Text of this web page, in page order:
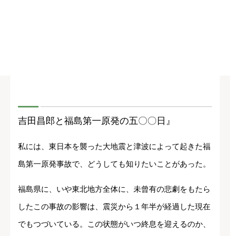
吉田昌郎と福島第一原発の五〇〇日』
私には、東日本を襲った大地震と津波によって起きた福
島第一原発事故で、どうしても知りたいことがあった。
福島県に、いや東北地方全体に、未曾有の悲劇をもたら
したこの事故の影響は、震災から１年半が経過した現在
でもつづいている。この状態がいつ終息を迎えるのか、